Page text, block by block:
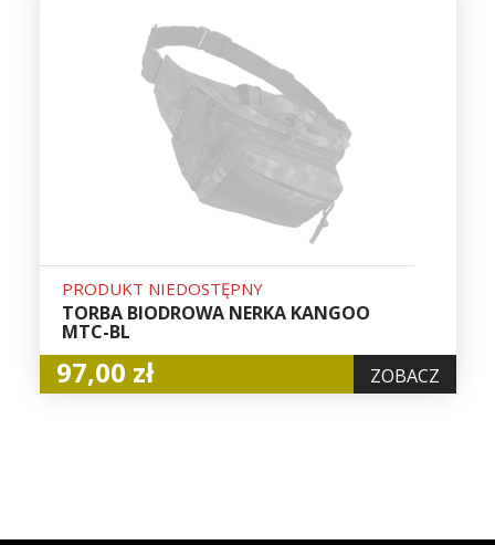
PRODUKT NIEDOSTĘPNY
TORBA BIODROWA NERKA KANGOO
MTC-BL
97,00 zł ZOBACZ